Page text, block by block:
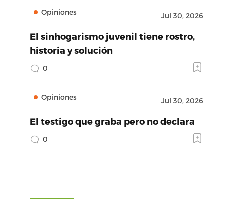
Opiniones Jul 30, 2026
El sinhogarismo juvenil tiene rostro,
historia y solución
0
Opiniones Jul 30, 2026
El testigo que graba pero no declara
0